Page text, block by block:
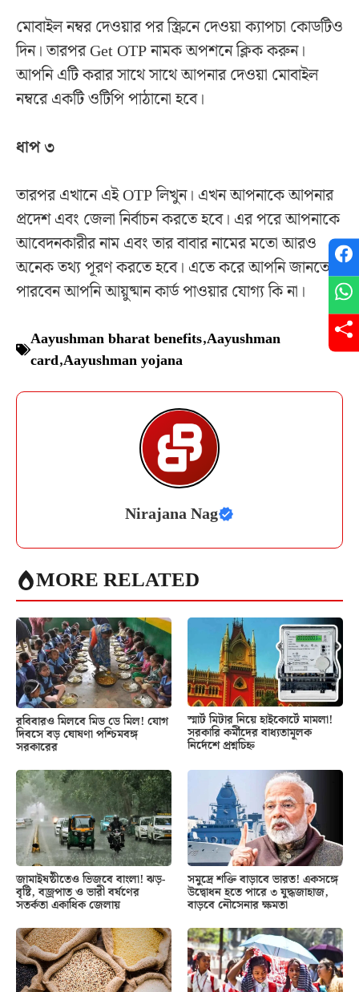
মোবাইল নম্বর দেওয়ার পর স্ক্রিনে দেওয়া ক্যাপচা কোডটিও
দিন। তারপর Get OTP নামক অপশনে ক্লিক করুন।
আপনি এটি করার সাথে সাথে আপনার দেওয়া মোবাইল
নম্বরে একটি ওটিপি পাঠানো হবে।
ধাপ ৩
তারপর এখানে এই OTP লিখুন। এখন আপনাকে আপনার
প্রদেশ এবং জেলা নির্বাচন করতে হবে। এর পরে আপনাকে
আবেদনকারীর নাম এবং তার বাবার নামের মতো আরও
অনেক তথ্য পূরণ করতে হবে। এতে করে আপনি জানতে
পারবেন আপনি আয়ুষ্মান কার্ড পাওয়ার যোগ্য কি না।
Aayushman bharat benefits,Aayushman
card,Aayushman yojana
Nirajana Nag
MORE RELATED
রবিবারও মিলবে মিড ডে মিল! যোগ
দিবসে বড় ঘোষণা পশ্চিমবঙ্গ
সরকারের
স্মার্ট মিটার নিয়ে হাইকোর্টে মামলা!
সরকারি কর্মীদের বাধ্যতামূলক
নির্দেশে প্রশ্নচিহ্ন
জামাইষষ্ঠীতেও ভিজবে বাংলা! ঝড়-
বৃষ্টি, বজ্রপাত ও ভারী বর্ষণের
সতর্কতা একাধিক জেলায়
সমুদ্রে শক্তি বাড়াবে ভারত! একসঙ্গে
উদ্বোধন হতে পারে ৩ যুদ্ধজাহাজ,
বাড়বে নৌসেনার ক্ষমতা